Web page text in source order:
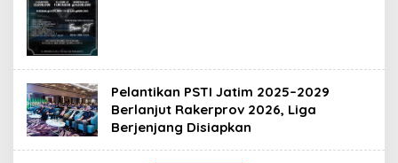
Pelantikan PSTI Jatim 2025–2029
Berlanjut Rakerprov 2026, Liga
Berjenjang Disiapkan